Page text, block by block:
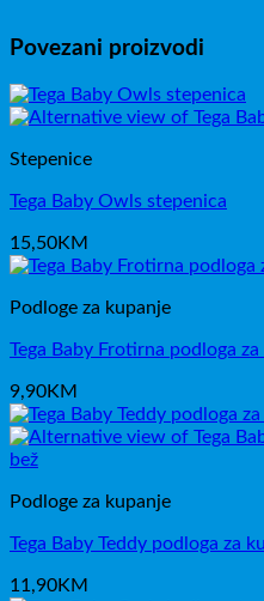
Povezani proizvodi
Stepenice
Tega Baby Owls stepenica
15,50KM
Podloge za kupanje
Tega Baby Frotirna podloga
9,90KM
Podloge za kupanje
Tega Baby Teddy podloga za
11,90KM